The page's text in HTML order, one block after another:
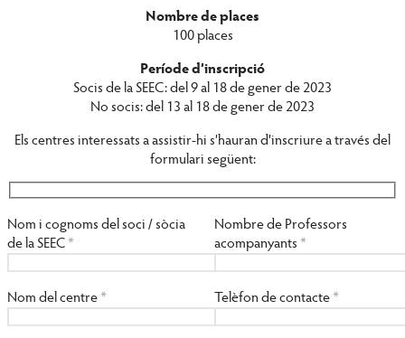
Nombre de places
100 places
Període d’inscripció
Socis de la SEEC: del 9 al 18 de gener de 2023
No socis: del 13 al 18 de gener de 2023
Els centres interessats a assistir-hi s’hauran d’inscriure a través del
formulari següent:
Nom i cognoms del soci / sòcia
de la SEEC*
Nom del centre*
Nombre de Professors
acompanyants *
Telèfon de contacte*